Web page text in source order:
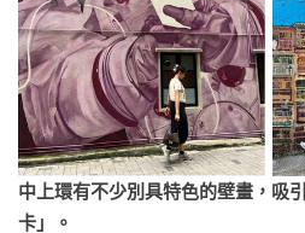
中上環有不少別具特色的壁畫，吸
卡」。